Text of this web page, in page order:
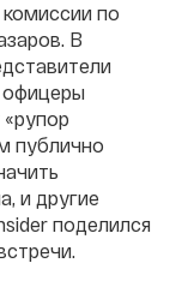
по
В
офицеры
публично
и другие
поделился